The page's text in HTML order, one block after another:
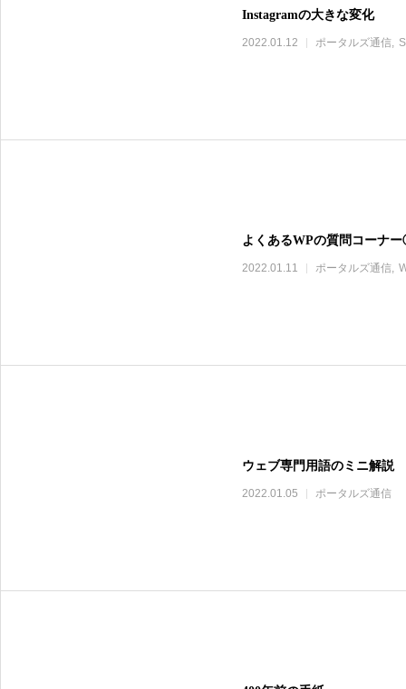
Instagramの大きな変化
2022.01.12 ポータルズ通信
よくあるWPの質問コーナ
2022.01.11 ポータルズ通信
ウェブ専門用語のミニ解説
2022.01.05 ポータルズ通信